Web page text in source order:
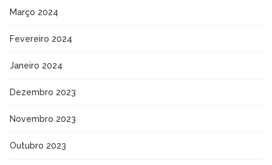
Março 2024
Fevereiro 2024
Janeiro 2024
Dezembro 2023
Novembro 2023
Outubro 2023